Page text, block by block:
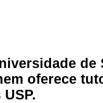
oferece